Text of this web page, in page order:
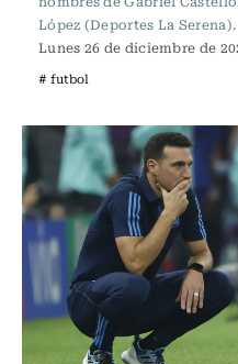
López (Deportes La Serena).
Lunes 26 de diciembre de
# futbol